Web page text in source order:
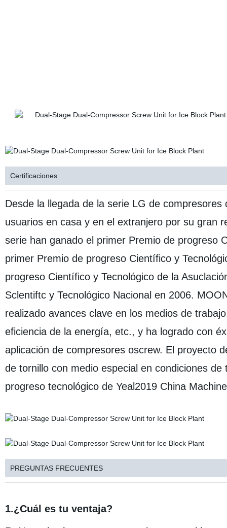
Certificaciones
Desde la llegada de la serie LG de
usuarios en casa y en el extranjero por su gran
serie han ganado el primer Premio de progreso
primer Premio de progreso Científico y
progreso Científico y Tecnológico de la
Sclentiftc y Tecnológico Nacional en 2006.
realizado avances clave en los medios de
eficiencia de la energía, etc., y ha logrado con
aplicación de compresores oscrew. El proyecto
de tornillo con medio especial en condiciones
progreso tecnológico de Yeal2019 China
PREGUNTAS FRECUENTES
1.¿Cuál es tu ventaja?